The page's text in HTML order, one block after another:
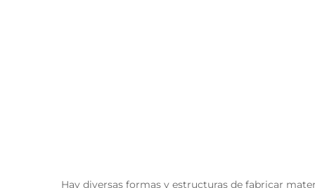
Hay diversas formas y estructuras de fabricar